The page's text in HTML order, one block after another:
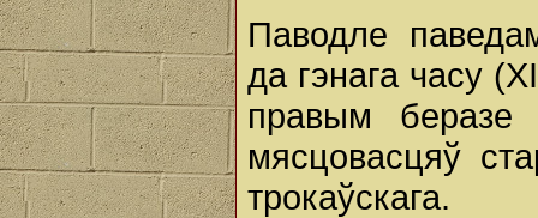
Паводле
да гэнага часу
правым
мясцовасцяў
трокаўскага.